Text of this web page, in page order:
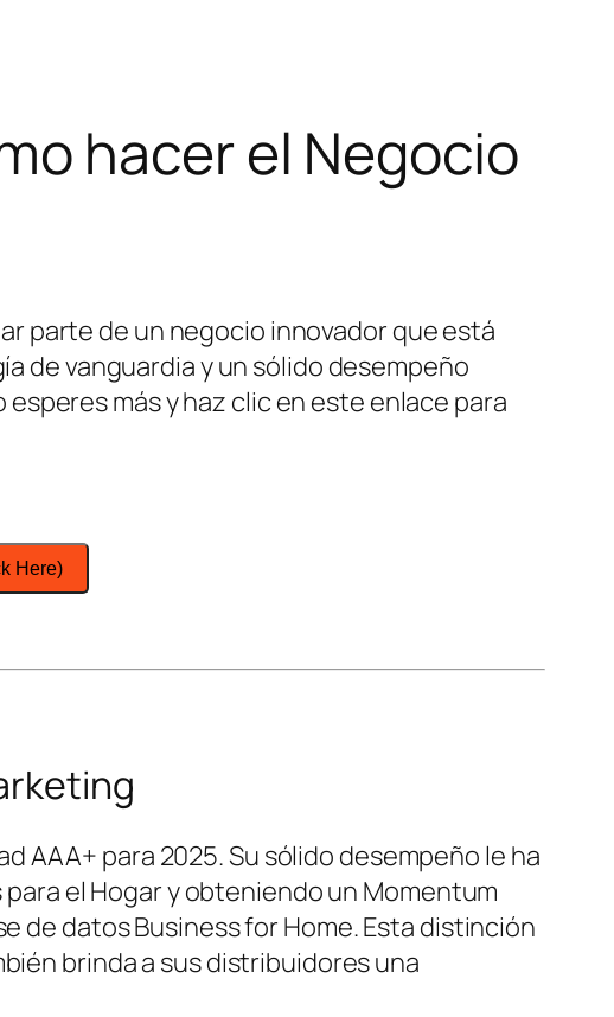
hacer el Negocio
parte de un negocio innovador que está
de vanguardia y un sólido desempeño
más y haz clic en este enlace para
Here)
AAA+ para 2025. Su sólido desempeño le ha
el Hogar y obteniendo un Momentum
de datos Business for Home. Esta distinción
brinda a sus distribuidores una